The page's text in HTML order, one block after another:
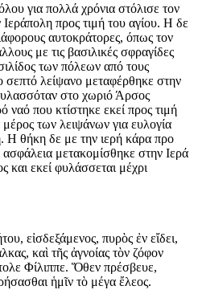
για πολλά χρόνια στόλισε τον
Ιεράπολη προς τιμή του αγίου. Η δε
αυτοκράτορες, όπως τον
με τις βασιλικές σφραγίδες
των πόλεων από τους
λείψανο μεταφέρθηκε στην
στο χωριό Άρσος
που κτίστηκε εκεί προς τιμή
των λειψάνων για ευλογία
Η θήκη δε με την ιερή κάρα προ
μετακομίσθηκε στην Ιερά
εκεί φυλάσσεται μέχρι
εἰσδεξάμενος, πυρὸς ἐν εἴδει,
καὶ τῆς ἀγνοίας τὸν ζόφον
Φίλιππε. Ὅθεν πρέσβευε,
ἡμῖν τὸ μέγα ἔλεος.